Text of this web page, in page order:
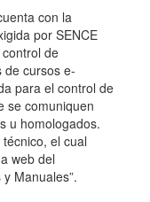
con la
por SENCE
de
de cursos e-
para el control de
se comuniquen
u homologados.
el cual
web del
Manuales”.